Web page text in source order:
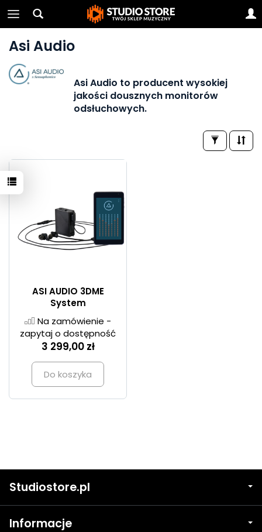
Asi Audio
Asi Audio to producent wysokiej
jakości dousznych monitorów
odsłuchowych.
ASI AUDIO 3DME
System
Na zamówienie -
zapytaj o dostępność
3 299,00 zł
Do koszyka
Studiostore.pl
Informacje